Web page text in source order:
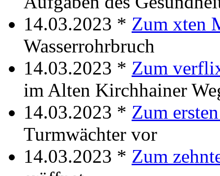
14.03.2023 * Zum xten
Wasserrohrbruch
14.03.2023 * Zum
im Alten Kirchhainer
14.03.2023 * Zum
Turmwächter vor
14.03.2023 * Zum